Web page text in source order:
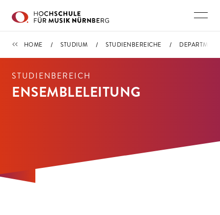
DEPARTMENT MUSIKPRAXIS
HOME STUDIUM STUDIENBEREICHE
STUDIENBEREICH
ENSEMBLELEITUNG